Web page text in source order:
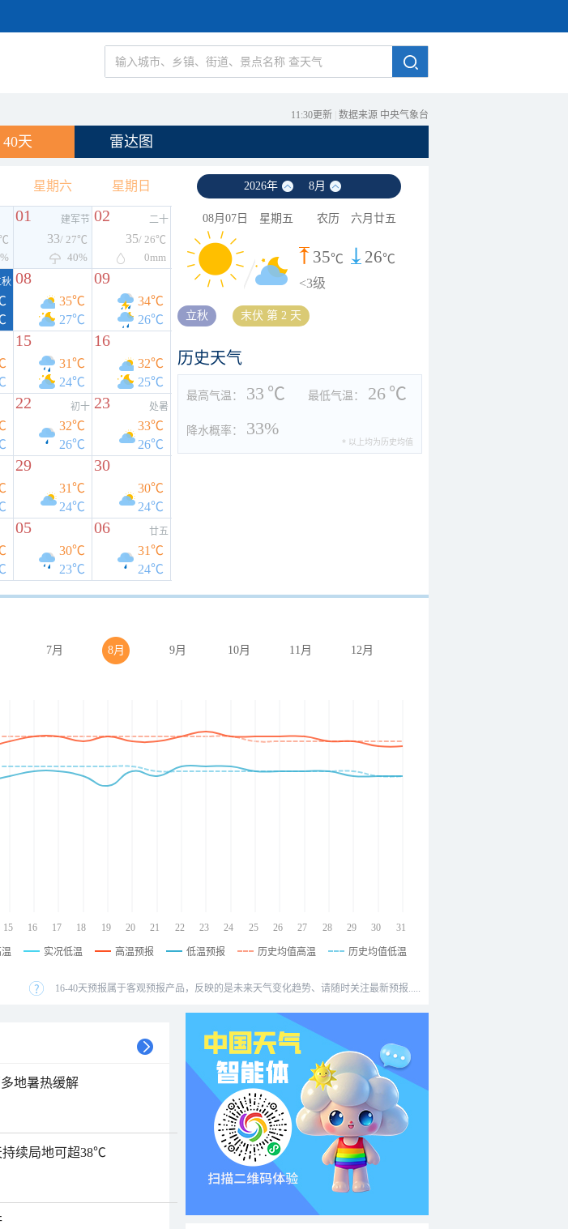
11:30更新 数据来源 中央气象台
40天 雷达图
星期六 星期日
01 建军节
33/ 27℃
40%
02 二十
35/ 26℃
0mm
08
35℃
27℃
09
34℃
26℃
15
31℃
24℃
16
32℃
25℃
22 初十
32℃
26℃
23 处暑
33℃
26℃
29
31℃
24℃
30
30℃
24℃
05
30℃
23℃
06 廿五
31℃
24℃
2026年 8月
08月07日 星期五 农历 六月廿五
35℃ 26℃
<3级
立秋 末伏 第 2 天
历史天气
最高气温： 33 ℃ 最低气温： 26 ℃
降水概率： 33%
* 以上均为历史均值
7月 8月 9月 10月 11月 12月
15 16 17 18 19 20 21 22 23 24 25 26 27 28 29 30 31
实况低温 高温预报 低温预报 历史均值高温 历史均值低温
16-40天预报属于客观预报产品，反映的是未来天气变化趋势、请随时关注最新预报.....
地暑热缓解
持续局地可超38℃